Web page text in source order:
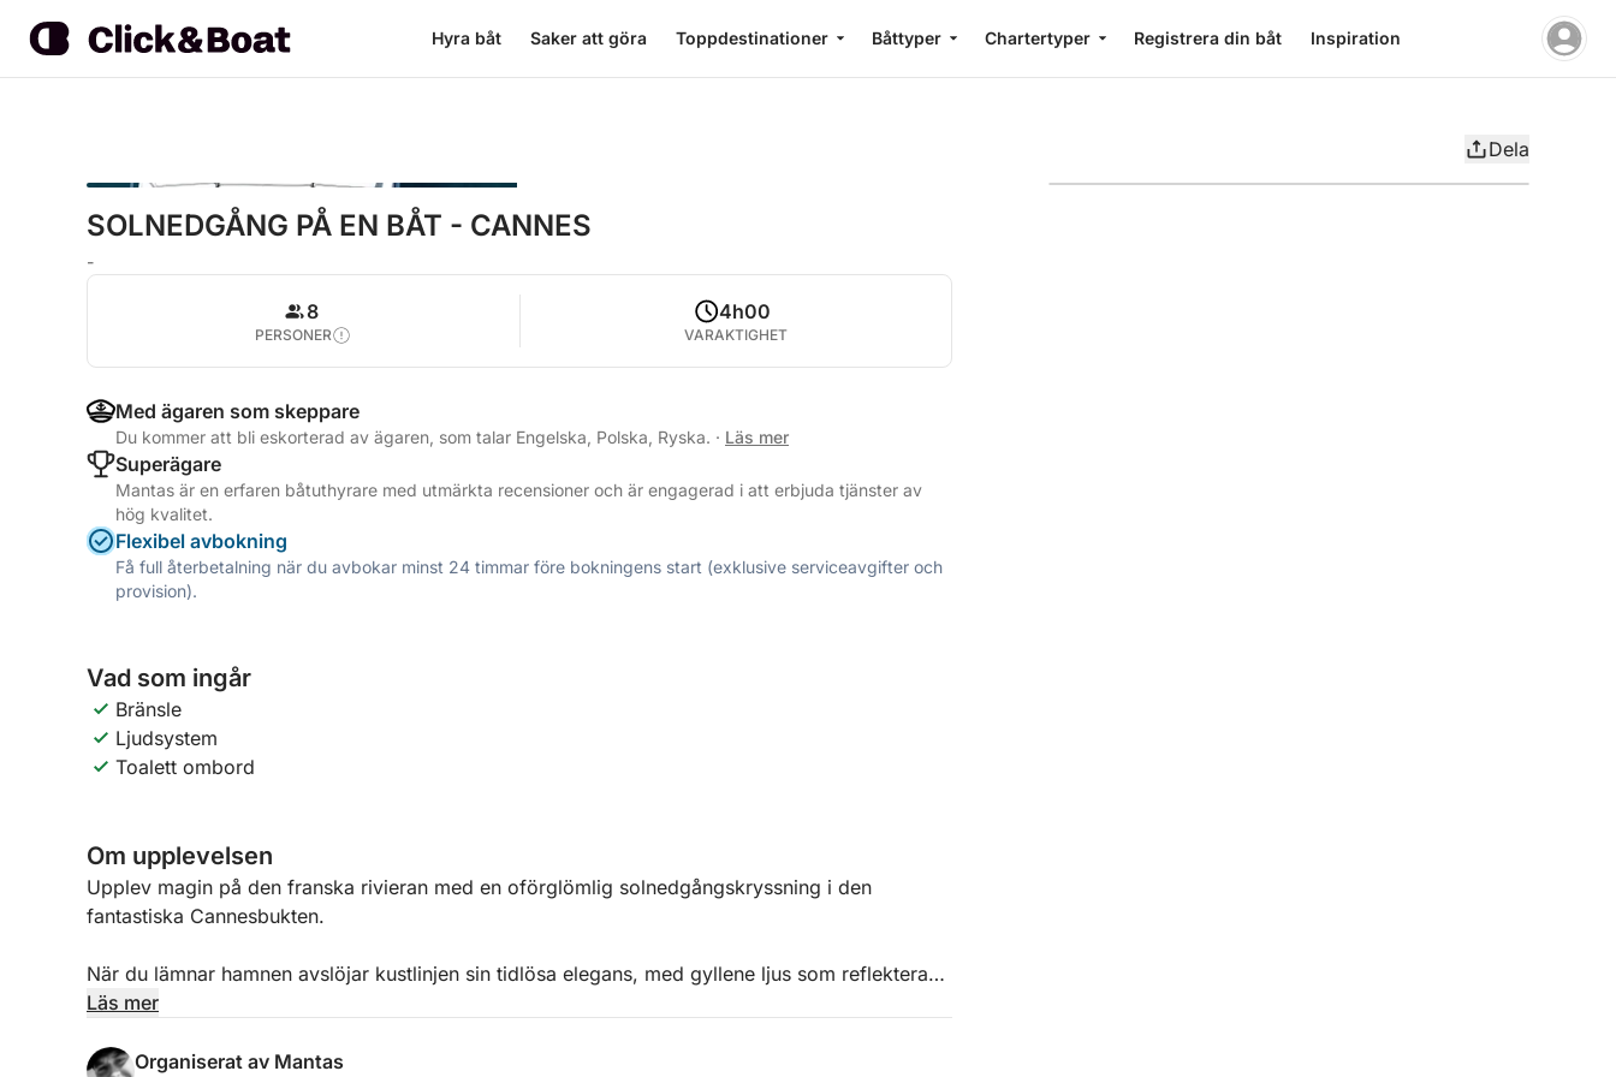
Hyra båt Saker att göra Toppdestinationer Båttyper Chartertyper Registrera din båt Inspiration
Dela
SOLNEDGÅNG PÅ EN BÅT - CANNES
-
8
PERSONER
4h00
VARAKTIGHET
Med ägaren som skeppare
Du kommer att bli eskorterad av ägaren, som talar Engelska, Polska, Ryska. · Läs mer
Superägare
Mantas är en erfaren båtuthyrare med utmärkta recensioner och är engagerad i att erbjuda tjänster av
hög kvalitet.
Flexibel avbokning
Få full återbetalning när du avbokar minst 24 timmar före bokningens start (exklusive serviceavgifter och
provision).
Vad som ingår
Bränsle
Ljudsystem
Toalett ombord
Om upplevelsen
Upplev magin på den franska rivieran med en oförglömlig solnedgångskryssning i den
fantastiska Cannesbukten.
När du lämnar hamnen avslöjar kustlinjen sin tidlösa elegans, med gyllene ljus som reflekteras
på vattnet och staden som sakta övergår i kväll. Atmosfären blir lugn och intim, långt från
skönhet.
Läs mer
Organiserat av Mantas